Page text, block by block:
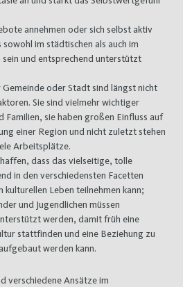
annehmen oder sich selbst aktiv
im städtischen als auch im
sein und entsprechend unterstützt
oder Stadt sind längst nicht
Sie sind vielmehr wichtiger
Familien, sie haben großen Einfluss auf
einer Region und nicht zuletzt stehen
Arbeitsplätze.
dass das vielseitige, tolle
in den verschiedensten Facetten
Leben teilnehmen kann;
und Jugendlichen müssen
werden, damit früh eine
stattfinden und eine Beziehung zu
werden kann.
verschiedene Ansätze im